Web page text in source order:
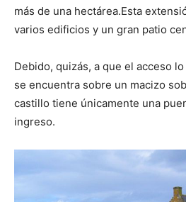
más de una hectárea.Esta
varios edificios y un gran patio
Debido, quizás, a que el acceso
se encuentra sobre un macizo
castillo tiene únicamente una
ingreso.